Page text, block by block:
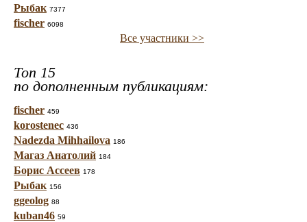
Рыбак 7377
fischer 6098
Все участники >>
Топ 15
по дополненным публикациям:
fischer 459
korostenec 436
Nadezda Mihhailova 186
Магаз Анатолий 184
Борис Ассеев 178
Рыбак 156
ggeolog 88
kuban46 59